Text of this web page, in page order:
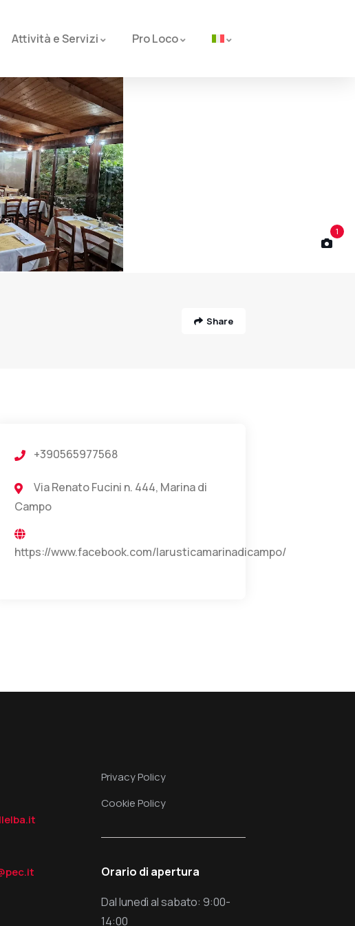
Attività e Servizi Pro Loco
1
Share
+390565977568
Via Renato Fucini n. 444, Marina di
Campo
https://www.facebook.com/larusticamarinadicampo/
Privacy Policy
Cookie Policy
Orario di apertura
Dal lunedì al sabato: 9:00-
14:00